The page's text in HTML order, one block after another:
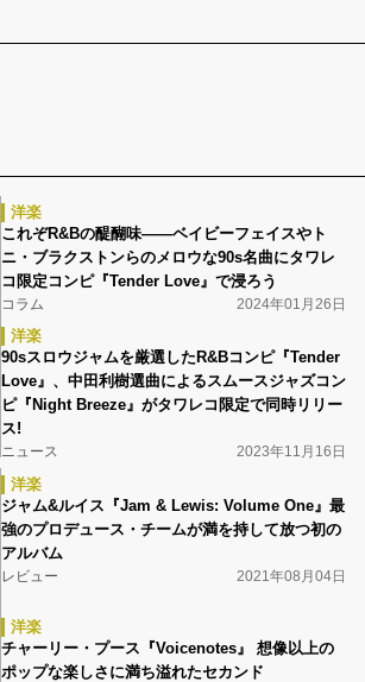
洋楽
これぞR&Bの醍醐味――ベイビーフェイスやト
ニ・ブラクストンらのメロウな90s名曲にタワレ
コ限定コンピ『Tender Love』で浸ろう
コラム 2024年01月26日
洋楽
90sスロウジャムを厳選したR&Bコンピ『Tender
Love』、中田利樹選曲によるスムースジャズコン
ピ『Night Breeze』がタワレコ限定で同時リリー
ス!
ニュース 2023年11月16日
洋楽
ジャム&ルイス『Jam & Lewis: Volume One』最
強のプロデュース・チームが満を持して放つ初の
アルバム
レビュー 2021年08月04日
洋楽
チャーリー・プース『Voicenotes』 想像以上の
ポップな楽しさに満ち溢れたセカンド